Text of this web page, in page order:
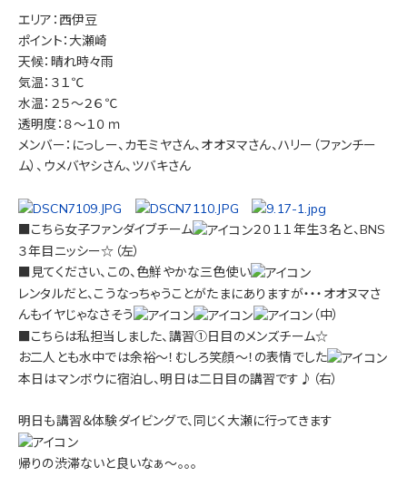
エリア：西伊豆
ポイント：大瀬崎
天候：晴れ時々雨
気温：３１℃
水温：２５～２６℃
透明度：８～１０ｍ
メンバー：にっしー、カモミヤさん、オオヌマさん、ハリー（ファンチー
ム）、ウメバヤシさん、ツバキさん
■こちら女子ファンダイブチーム
２０１１年生３名と、BNS
３年目ニッシー☆（左）
■見てください、この、色鮮やかな三色使い
レンタルだと、こうなっちゃうことがたまにありますが・・・オオヌマさ
んもイヤじゃなさそう
（中）
■こちらは私担当しました、講習①日目のメンズチーム☆
お二人とも水中では余裕～！むしろ笑顔～！の表情でした
本日はマンボウに宿泊し、明日は二日目の講習です♪（右）
明日も講習＆体験ダイビングで、同じく大瀬に行ってきます
帰りの渋滞ないと良いなぁ～。。。